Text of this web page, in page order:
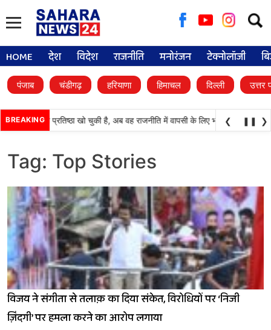
for:
HOME देश विदेश राजनीति मनोरंजन टेक्नोलॉजी
पंजाब चंडीगढ़ हरियाणा हिमाचल दिल्ली उत्तर
BREAKING
दल) अपनी प्रतिष्ठा खो चुकी है, अब वह राजनीति में वापसी के लिए भाजपा से समझौता
❮ ❚❚ ❯
Tag: Top Stories
विजय ने संगीता से तलाक़ का दिया संकेत, विरोधियों पर ‘निजी
ज़िंदगी’ पर हमला करने का आरोप लगाया